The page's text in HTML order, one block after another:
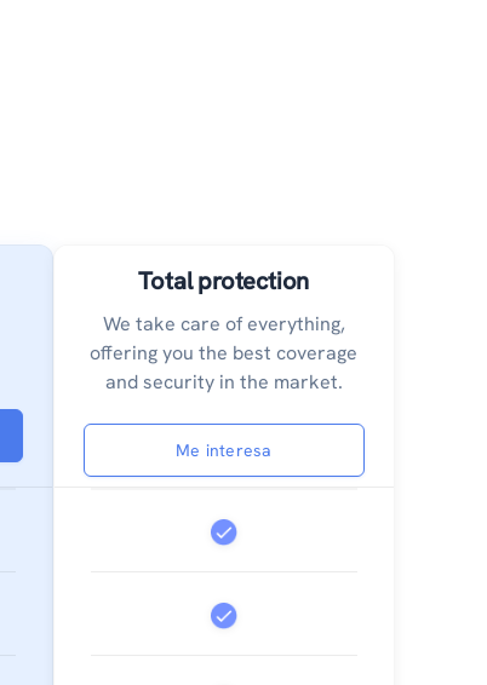
Total protection
We take care of everything,
offering you the best coverage
and security in the market.
Me interesa